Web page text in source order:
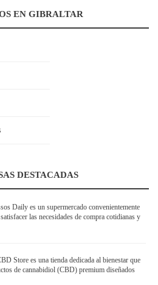
EN GIBRALTAR
DESTACADAS
Daily es un supermercado convenientemente
las necesidades de compra cotidianas y
Store es una tienda dedicada al bienestar que
de cannabidiol (CBD) premium diseñados